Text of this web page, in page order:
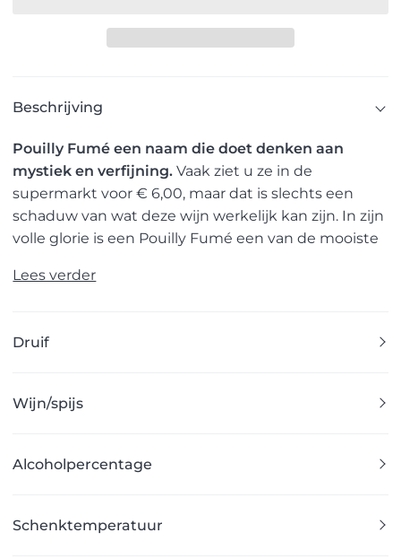
Beschrijving
Pouilly Fumé een naam die doet denken aan
mystiek en verfijning. Vaak ziet u ze in de
supermarkt voor € 6,00, maar dat is slechts een
schaduw van wat deze wijn werkelijk kan zijn. In zijn
volle glorie is een Pouilly Fumé een van de mooiste
Lees verder
Druif
Wijn/spijs
Alcoholpercentage
Schenktemperatuur